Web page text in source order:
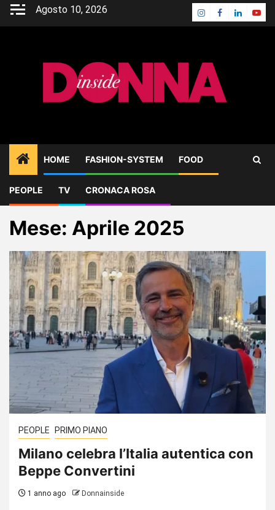
Skip
Agosto 10, 2026 Instagram
Facebook
Linkedin
HOME FASHION-SYSTEM FOOD
PEOPLE TV CRONACA ROSA
Home 2025 Aprile
Mese: Aprile 2025
PEOPLE PRIMO PIANO
Milano celebra l’Italia autentica con
Beppe Convertini
1 anno ago Donnainside